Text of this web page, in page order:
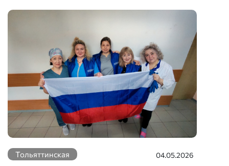
Тольяттинская 04.05.2026